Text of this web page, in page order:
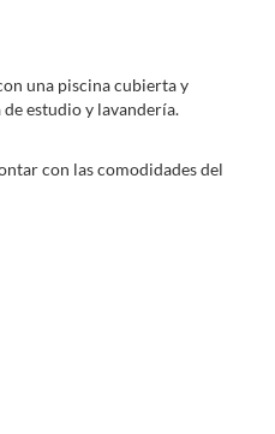
una piscina cubierta y
de estudio y lavandería.
con las comodidades del